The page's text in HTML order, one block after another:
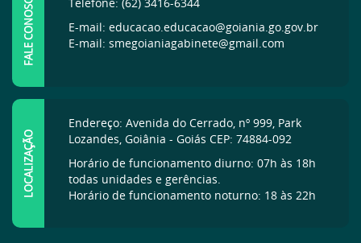
FALE CONOSCO
Telefone: (62) 3416-6344
E-mail: educacao.educacao@goiania.go.gov.br
E-mail: smegoianiagabinete@gmail.com
LOCALIZAÇÃO
Endereço: Avenida do Cerrado, nº 999, Park
Lozandes, Goiânia - Goiás CEP: 74884-092
Horário de funcionamento diurno: 07h às 18h
todas unidades e gerências.
Horário de funcionamento noturno: 18 às 22h